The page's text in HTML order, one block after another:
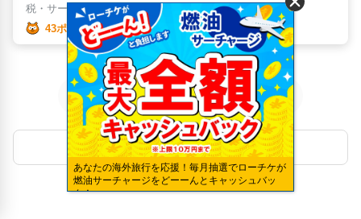
税・サービス料¥2,434含む
43ポイント
1
ホテルTOPへ戻る
あなたの海外旅行を応援！毎月抽選でローチケが
燃油サーチャージをどーーんとキャッシュバッ
ク！